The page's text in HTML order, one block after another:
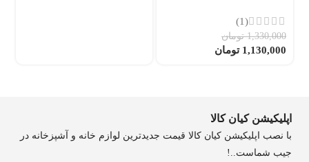
کوچک
با آینه های بلند و کشیده انتخاب کنید.
(1)
1,330,000 تومان
1,130,000 تومان
اپلیکیشن کیان کالا
با نصب اپلیکیشن کیان کالا قیمت جدیدترین لوازم خانه و آشپزخانه در
جیب شماست..!